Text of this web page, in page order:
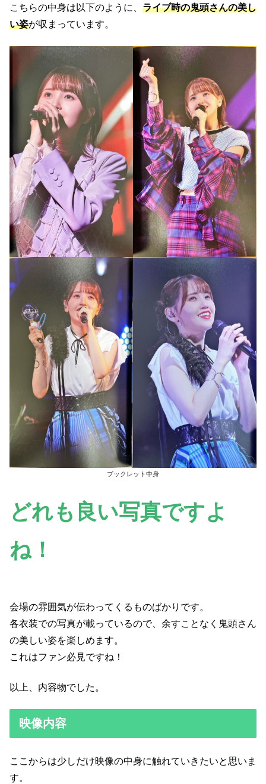
こちらの中身は以下のように、 ライブ時の鬼頭さんの美し
い姿が収まっています。
ブックレット中身
どれも良い写真ですよ
ね！
会場の雰囲気が伝わってくるものばかりです。
各衣装での写真が載っているので、余すことなく鬼頭さん
の美しい姿を楽しめます。
これはファン必見ですね！
以上、内容物でした。
映像内容
ここからは少しだけ映像の中身に触れていきたいと思いま
す。